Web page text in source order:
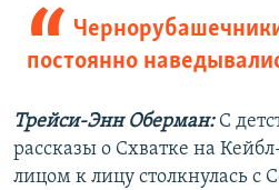
постоянно
Трейси-Энн Оберман:С
рассказы о Схватке на
лицом к лицу столкнулась с